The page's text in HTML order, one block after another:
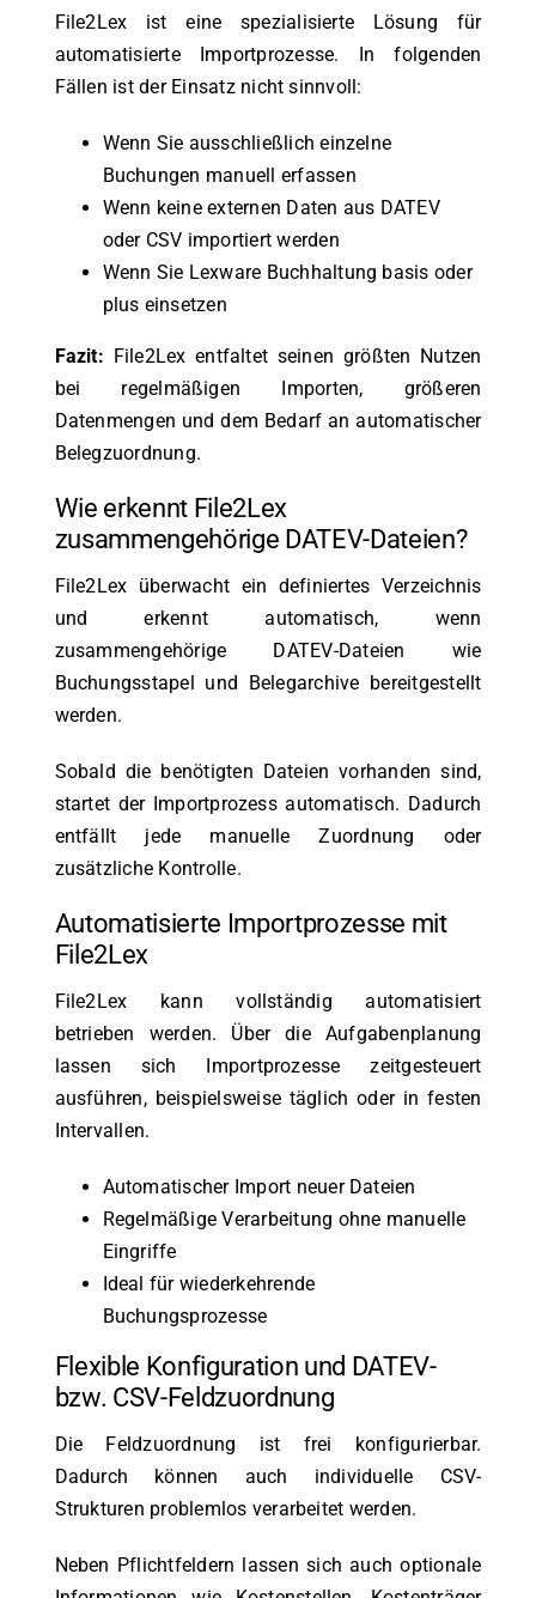
File2Lex ist eine spezialisierte Lösung für
automatisierte Importprozesse. In folgenden
Fällen ist der Einsatz nicht sinnvoll:
Wenn Sie ausschließlich einzelne
Buchungen manuell erfassen
Wenn keine externen Daten aus DATEV
oder CSV importiert werden
Wenn Sie Lexware Buchhaltung basis oder
plus einsetzen
Fazit: File2Lex entfaltet seinen größten Nutzen
bei regelmäßigen Importen, größeren
Datenmengen und dem Bedarf an automatischer
Belegzuordnung.
Wie erkennt File2Lex
zusammengehörige DATEV-Dateien?
File2Lex überwacht ein definiertes Verzeichnis
und erkennt automatisch, wenn
zusammengehörige DATEV-Dateien wie
Buchungsstapel und Belegarchive bereitgestellt
werden.
Sobald die benötigten Dateien vorhanden sind,
startet der Importprozess automatisch. Dadurch
entfällt jede manuelle Zuordnung oder
zusätzliche Kontrolle.
Automatisierte Importprozesse mit
File2Lex
File2Lex kann vollständig automatisiert
betrieben werden. Über die Aufgabenplanung
lassen sich Importprozesse zeitgesteuert
ausführen, beispielsweise täglich oder in festen
Intervallen.
Automatischer Import neuer Dateien
Regelmäßige Verarbeitung ohne manuelle
Eingriffe
Ideal für wiederkehrende
Buchungsprozesse
Flexible Konfiguration und DATEV-
bzw. CSV-Feldzuordnung
Die Feldzuordnung ist frei konfigurierbar.
Dadurch können auch individuelle CSV-
Strukturen problemlos verarbeitet werden.
Neben Pflichtfeldern lassen sich auch optionale